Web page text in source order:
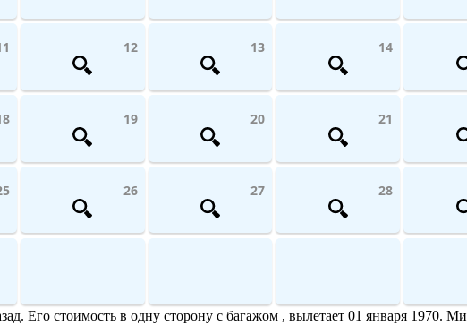
12 13 14
19 20 21
26 27 28
Его стоимость в одну сторону с багажом , вылетает 01 января 1970.